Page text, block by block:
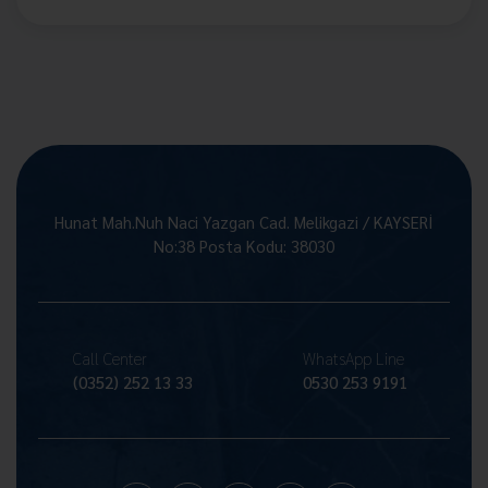
Hunat Mah.Nuh Naci Yazgan Cad. Melikgazi / KAYSERİ
No:38 Posta Kodu: 38030
Call Center
(0352) 252 13 33
WhatsApp Line
0530 253 9191